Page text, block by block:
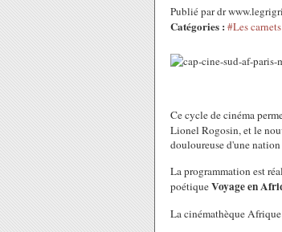
Publié par dr
Catégories : #Les
Ce cycle de cinéma
Lionel Rogosin, et le
douloureuse d'une
La programmation est
poétiqueVoyage en
La cinémathèque